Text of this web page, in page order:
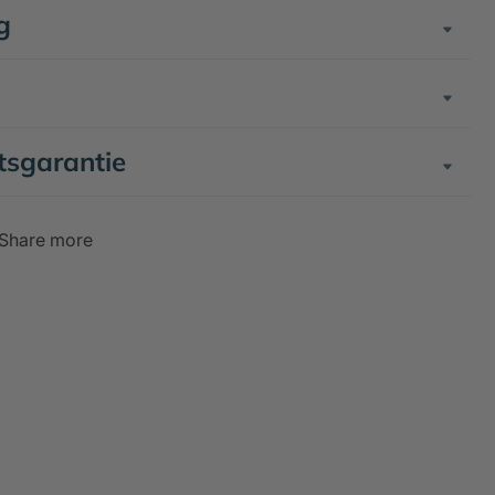
Share more